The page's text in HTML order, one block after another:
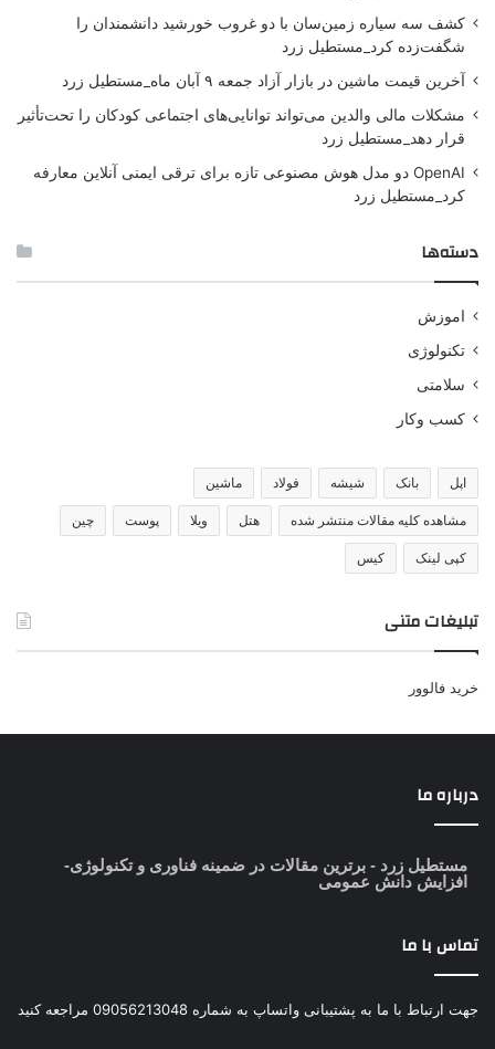
کشف سه سیاره زمین‌سان با دو غروب خورشید دانشمندان را
شگفت‌زده کرد_مستطیل زرد
آخرین قیمت ماشین در بازار آزاد جمعه ۹ آبان ماه_مستطیل زرد
مشکلات مالی والدین می‌تواند توانایی‌های اجتماعی کودکان را تحت‌تأثیر
قرار دهد_مستطیل زرد
OpenAI دو مدل هوش مصنوعی تازه برای ترقی ایمنی آنلاین معارفه
کرد_مستطیل زرد
دسته‌ها
اموزش
تکنولوژی
سلامتی
کسب وکار
اپل بانک شیشه فولاد ماشین
مشاهده کلیه مقالات منتشر شده هتل ویلا پوست چین
کپی لینک کیس
تبلیغات متنی
خرید فالوور
درباره ما
مستطیل زرد - برترین مقالات در ضمینه فناوری و تکنولوژی-
افزایش دانش عمومی
تماس با ما
جهت ارتباط با ما به پشتیبانی واتساپ به شماره 09056213048 مراجعه کنید